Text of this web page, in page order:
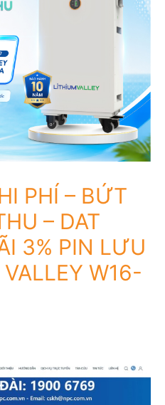
PHÍ – BỨT
– DAT
3% PIN LƯU
W16-